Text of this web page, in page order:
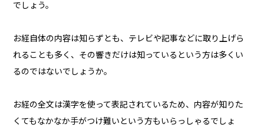
でしょう。
お経自体の内容は知らずとも、テレビや記事などに取り上げら
れることも多く、その響きだけは知っているという方は多くい
るのではないでしょうか。
お経の全文は漢字を使って表記されているため、内容が知りた
くてもなかなか手がつけ難いという方もいらっしゃるでしょ